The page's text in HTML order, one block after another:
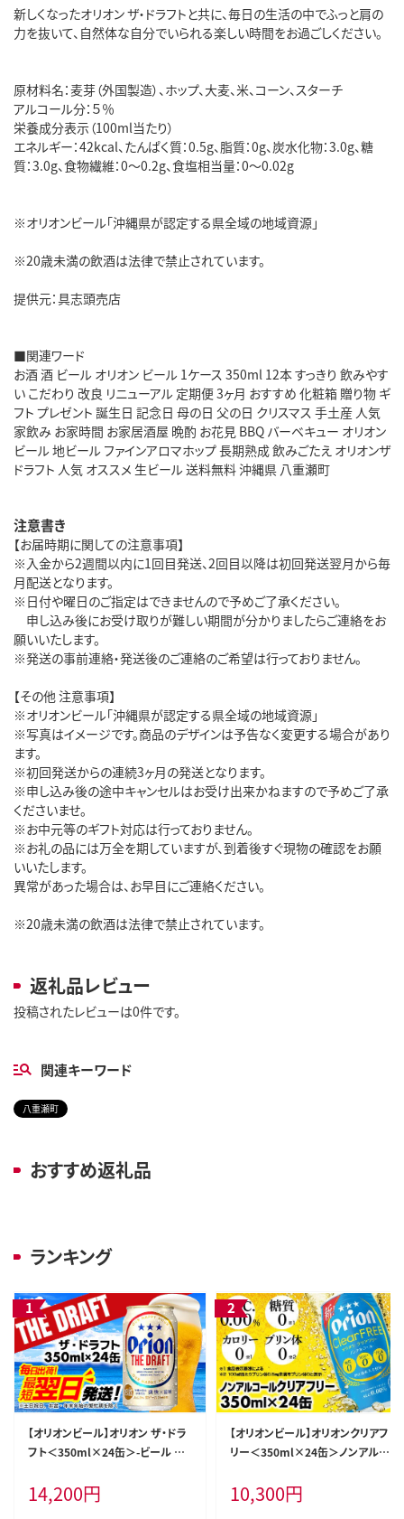
新しくなったオリオン ザ・ドラフトと共に、毎日の生活の中でふっと肩の
力を抜いて、自然体な自分でいられる楽しい時間をお過ごしください。
原材料名：麦芽（外国製造）、ホップ、大麦、米、コーン、スターチ
アルコール分：５％
栄養成分表示（100ml当たり）
エネルギー：42kcal、たんぱく質：0.5g、脂質：0g、炭水化物：3.0g、糖
質：3.0g、食物繊維：0～0.2g、食塩相当量：0～0.02g
※オリオンビール「沖縄県が認定する県全域の地域資源」
※20歳未満の飲酒は法律で禁止されています。
提供元：具志頭売店
■関連ワード
お酒 酒 ビール オリオン ビール 1ケース 350ml 12本 すっきり 飲みやす
い こだわり 改良 リニューアル 定期便 3ヶ月 おすすめ 化粧箱 贈り物 ギ
フト プレゼント 誕生日 記念日 母の日 父の日 クリスマス 手土産 人気
家飲み お家時間 お家居酒屋 晩酌 お花見 BBQ バーベキュー オリオン
ビール 地ビール ファインアロマホップ 長期熟成 飲みごたえ オリオンザ
ドラフト 人気 オススメ 生ビール 送料無料 沖縄県 八重瀬町
注意書き
【お届時期に関しての注意事項】
※入金から2週間以内に1回目発送、2回目以降は初回発送翌月から毎
月配送となります。
※日付や曜日のご指定はできませんので予めご了承ください。
申し込み後にお受け取りが難しい期間が分かりましたらご連絡をお
願いいたします。
※発送の事前連絡・発送後のご連絡のご希望は行っておりません。
【その他 注意事項】
※オリオンビール「沖縄県が認定する県全域の地域資源」
※写真はイメージです。商品のデザインは予告なく変更する場合があり
ます。
※初回発送からの連続3ヶ月の発送となります。
※申し込み後の途中キャンセルはお受け出来かねますので予めご了承
くださいませ。
※お中元等のギフト対応は行っておりません。
※お礼の品には万全を期していますが、到着後すぐ現物の確認をお願
いいたします。
異常があった場合は、お早目にご連絡ください。
※20歳未満の飲酒は法律で禁止されています。
返礼品レビュー
投稿されたレビューは0件です。
関連キーワード
八重瀬町
おすすめ返礼品
ランキング
【オリオンビール】オリオン ザ・ドラ
フト＜350ml×24缶＞-ビール オ
本 すっきり 飲みやすい こだわり 改
良 リニューアル おすすめ 沖縄県
14,200円
【オリオンビール】オリオンクリアフ
リー＜350ml×24缶＞ノンアルコ
オン クリア フリー プリン体ゼロ 糖
質ゼロ カロリーゼロ 爽快な うまさ
10,300円